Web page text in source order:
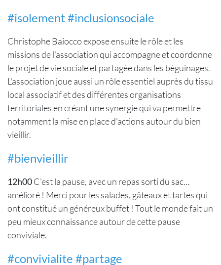
#isolement #inclusionsociale
Christophe Baiocco expose ensuite le rôle et les
missions de l'association qui accompagne et coordonne
le projet de vie sociale et partagée dans les béguinages.
L'association joue aussi un rôle essentiel auprès du tissu
local associatif et des différentes organisations
territoriales en créant une synergie qui va permettre
notamment la mise en place d'actions autour du bien
vieillir.
#bienvieillir
12h00C’est la pause, avec un repas sorti du sac…
amélioré ! Merci pour les salades, gâteaux et tartes qui
ont constitué un généreux buffet ! Tout le monde fait un
peu mieux connaissance autour de cette pause
conviviale.
#convivialite #partage